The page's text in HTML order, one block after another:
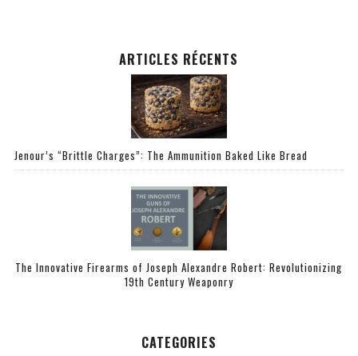
ARTICLES RÉCENTS
Jenour’s “Brittle Charges”: The Ammunition Baked Like Bread
The Innovative Firearms of Joseph Alexandre Robert: Revolutionizing
19th Century Weaponry
CATEGORIES